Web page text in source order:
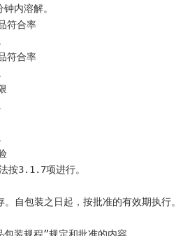
钟内溶解。
符合率
符合率
法按3.1.7项进行。
。自包装之日起，按批准的有效期执行。